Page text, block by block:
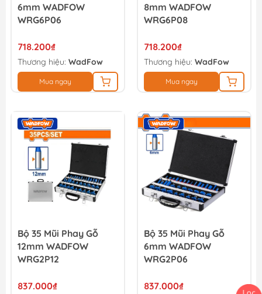
6mm WADFOW
WRG6P06
718.200₫
Thương hiệu: WadFow
Mua ngay
8mm WADFOW
WRG6P08
718.200₫
Thương hiệu: WadFow
Mua ngay
Bộ 35 Mũi Phay Gỗ
12mm WADFOW
WRG2P12
837.000₫
Bộ 35 Mũi Phay Gỗ
6mm WADFOW
WRG2P06
837.000₫